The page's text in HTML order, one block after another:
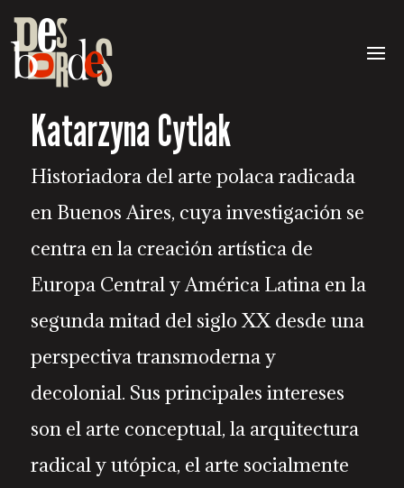
Katarzyna Cytlak
Historiadora del arte polaca radicada
en Buenos Aires, cuya investigación se
centra en la creación artística de
Europa Central y América Latina en la
segunda mitad del siglo XX desde una
perspectiva transmoderna y
decolonial. Sus principales intereses
son el arte conceptual, la arquitectura
radical y utópica, el arte socialmente